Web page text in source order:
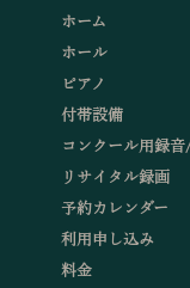
ホーム
ホール
ピアノ
付帯設備
コンクール用録
リサイタル録画
予約カレンダー
利用申し込み
料金